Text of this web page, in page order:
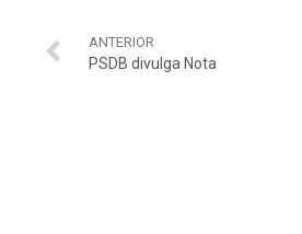
ANTERIOR
PSDB divulga Nota